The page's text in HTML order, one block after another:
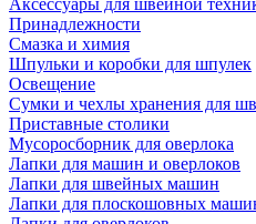
Аксессуары для швейной
Принадлежности
Смазка и химия
Шпульки и коробки для шпулек
Освещение
Сумки и чехлы хранения для
Приставные столики
Мусоросборник для оверлока
Лапки для машин и оверлоков
Лапки для швейных машин
Лапки для плоскошовных